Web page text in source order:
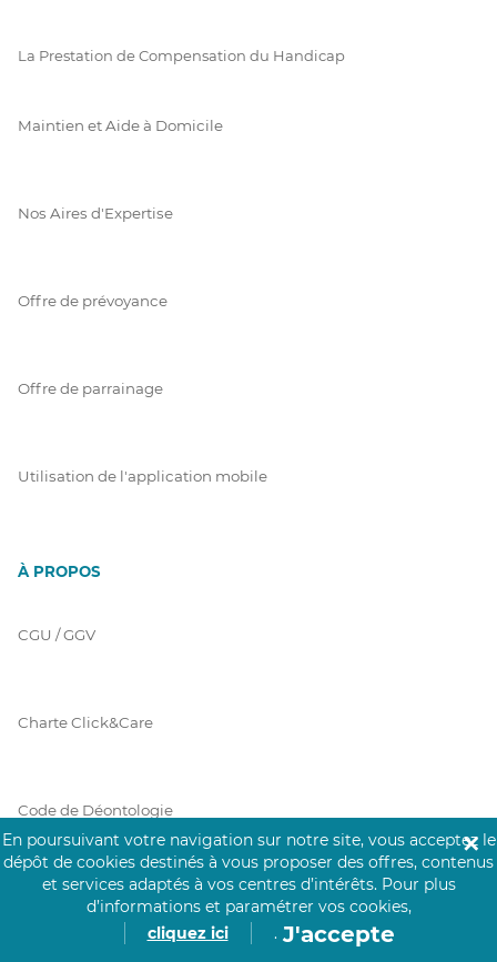
La Prestation de Compensation du Handicap
Maintien et Aide à Domicile
Nos Aires d'Expertise
Offre de prévoyance
Offre de parrainage
Utilisation de l'application mobile
À PROPOS
CGU / GGV
Charte Click&Care
Code de Déontologie
Mentions Légales
En poursuivant votre navigation sur notre site, vous acceptez le
dépôt de cookies destinés à vous proposer des offres, contenus
et services adaptés à vos centres d’intérêts. Pour plus
d’informations et paramétrer vos cookies,
cliquez ici
. J'accepte
✕